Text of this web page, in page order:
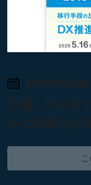
2025/05/16(金)
主催：
マジセ
ルとの新たな